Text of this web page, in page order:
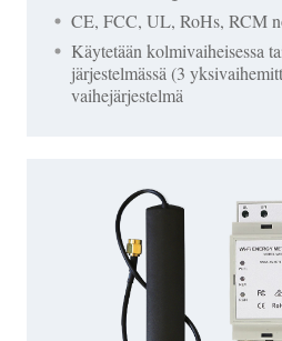
CE, FCC, UL, RoHs, RCM
Käytetään kolmivaiheisessa
järjestelmässä (3
vaihejärjestelmä